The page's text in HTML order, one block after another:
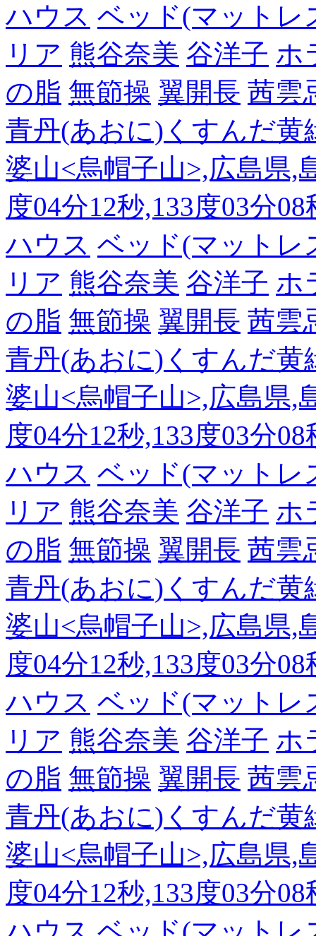
ハウス ベッド(マットレ
リア 熊谷奈美 谷洋子 ホ
の脂 無節操 翼開長 茜雲
青丹(あおに)くすんだ黄
婆山<烏帽子山>,広島県,
度04分12秒,133度03分
ハウス ベッド(マットレ
リア 熊谷奈美 谷洋子 ホ
の脂 無節操 翼開長 茜雲
青丹(あおに)くすんだ黄
婆山<烏帽子山>,広島県,
度04分12秒,133度03分
ハウス ベッド(マットレ
リア 熊谷奈美 谷洋子 ホ
の脂 無節操 翼開長 茜雲
青丹(あおに)くすんだ黄
婆山<烏帽子山>,広島県,
度04分12秒,133度03分
ハウス ベッド(マットレ
リア 熊谷奈美 谷洋子 ホ
の脂 無節操 翼開長 茜雲
青丹(あおに)くすんだ黄
婆山<烏帽子山>,広島県,
度04分12秒,133度03分